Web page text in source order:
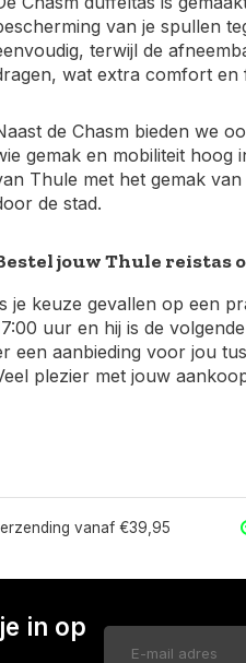
van je spullen
terwijl de
wat extra comfort en
de Chasm bieden we
gemak en mobiliteit hoog
Thule met het gemak
de stad.
jouw Thule reistas
je keuze gevallen op een
uur en hij is de
een aanbieding voor jou
plezier met jouw
vanaf €39,95
in op